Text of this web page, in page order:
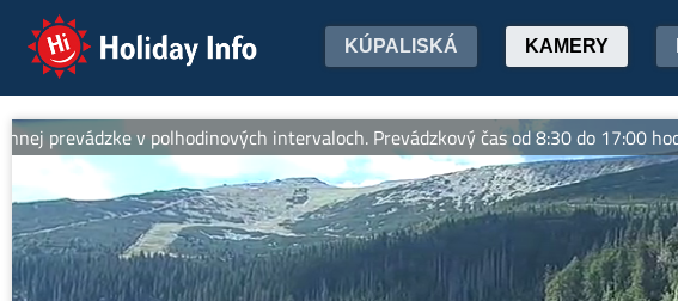
Holiday Info KÚPALISKÁ KAMERY
v polhodinových intervaloch. Prevádzkový čas od 8:30 do 17:00 hod.